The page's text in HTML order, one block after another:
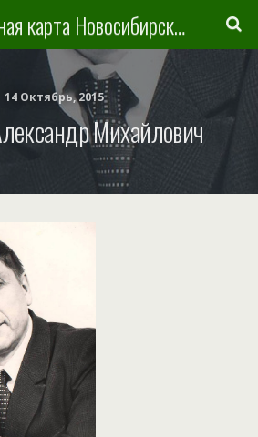
Литературная карта Новосибирска и Новосибирской области
14 Октябрь, 2015
Михайлович